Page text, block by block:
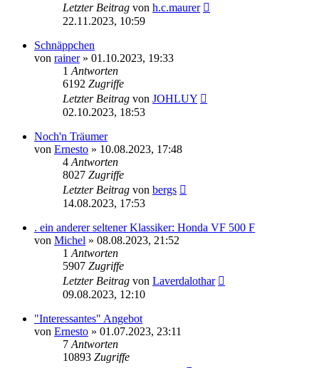
Letzter Beitrag von h.c.maurer
22.11.2023, 10:59
Schnäppchen
von rainer» 01.10.2023, 19:33
1 Antworten
6192 Zugriffe
Letzter Beitrag von JOHLUY
02.10.2023, 18:53
Noch'n Träumer
von Ernesto » 10.08.2023, 17:48
4 Antworten
8027 Zugriffe
Letzter Beitrag von bergs
14.08.2023, 17:53
. ein anderer seltener Klassiker: Honda VF 500 F
von Michel » 08.08.2023, 21:52
1 Antworten
5907 Zugriffe
Letzter Beitrag von Laverdalothar
09.08.2023, 12:10
"Interessantes" Angebot
von Ernesto » 01.07.2023, 23:11
7 Antworten
10893 Zugriffe